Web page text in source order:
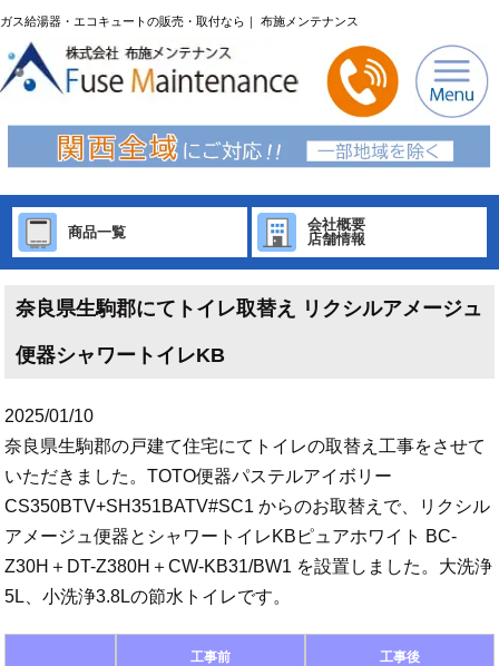
ガス給湯器・エコキュートの販売・取付なら｜ 布施メンテナンス
商品一覧
会社概要
店舗情報
奈良県生駒郡にてトイレ取替え リクシルアメージュ
便器シャワートイレKB
2025/01/10
奈良県生駒郡の戸建て住宅にてトイレの取替え工事をさせて
いただきました。TOTO便器パステルアイボリー
CS350BTV+SH351BATV#SC1 からのお取替えで、リクシル
アメージュ便器とシャワートイレKBピュアホワイト BC-
Z30H＋DT-Z380H＋CW-KB31/BW1 を設置しました。大洗浄
5L、小洗浄3.8Lの節水トイレです。
工事前 工事後